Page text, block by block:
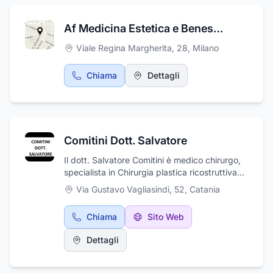
alimentari mediante prelievo ematico.
Recentemente ha frequentato un corso per
powder brows.
Af Medicina Estetica e Benessere
Viale Regina Margherita, 28, Milano
Chiama Dettagli
Comitini Dott. Salvatore
Il dott. Salvatore Comitini è medico chirurgo,
specialista in Chirurgia plastica ricostruttiva
ed estetica. Esegue visite e interventi di
chirurgia plastica ricostruttiva ed estetica,
chirurgia oncologica cutanea, chirurgia e
medicina estetica. Si occupa di crioterapia e
di laserterapia. Tratta le cicatrici, gli angiomi,
le unghie incarnite. Esegue la maggior parte
esperto di chirurgia plastica forense, iscritto
Via Gustavo Vagliasindi, 52, Catania
Chiama Sito Web
Dettagli